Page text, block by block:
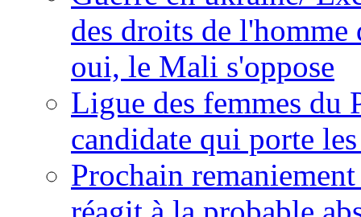
des droits de
oui, le Mali s'oppose
Ligue des femmes du
candidate qui porte
Prochain